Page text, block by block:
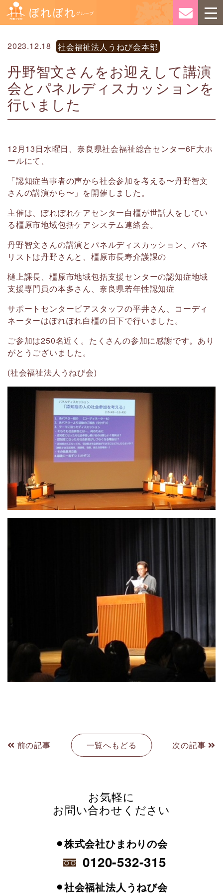
2023.12.18 社会福祉法人うねび会本部
丹野智文さんをお迎えして講演
会とパネルディスカッションを
行いました
12月13日水曜日、奈良県社会福祉総合センター6F大ホ
ールにて、
「認知症当事者の声から社会参加を考える〜丹野智文
さんの講演から〜」を開催しました。
主催は、ぽれぽれケアセンター白橿が世話人をしてい
る橿原市地域包括ケアシステム連絡会。
丹野智文さんの講演とパネルディスカッション、パネ
リストは丹野さんと、橿原市長寿介護課の
樋上課長、橿原市地域包括支援センターの認知症地域
支援専門員の本多さん、奈良県若年性認知症
サポートセンターピアスタッフの平井さん、コーディ
ネーターはぽれぽれ白橿の日下で行いました。
ご参加は250名近く。たくさんの参加に感謝です。あり
がとうございました。
(社会福祉法人うねび会)
前の記事 一覧へもどる 次の記事
お気軽に
お問い合わせください
⚫︎株式会社ひまわりの会
0120-532-315
⚫︎社会福祉法人うねび会